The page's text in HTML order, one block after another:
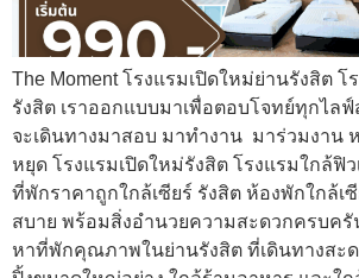
The Moment โรงแรมเปิดใหม่ย่านรังสิต โ
รังสิต เราออกแบบมาเพื่อตอบโจทย์ทุกไล
จะเดินทางมาสอบ มาทำงาน มาร่วมงาน
หยุด โรงแรมเปิดใหม่รังสิต โรงแรมใกล้ฟิ
ที่พักราคาถูกใกล้เซียร์ รังสิต ห้องพักใกล้เ
สบาย พร้อมสิ่งอำนวยความสะดวกครบค
หาที่พักคุณภาพในย่านรังสิต ที่เดินทางสะ